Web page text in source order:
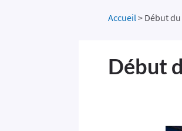
Accueil > Début
Début